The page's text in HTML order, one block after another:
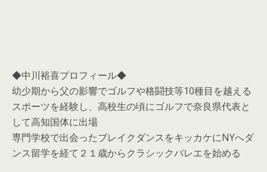
◆中川裕喜プロフィール◆
幼少期から父の影響でゴルフや格闘技等10種目を越える
スポーツを経験し、高校生の頃にゴルフで奈良県代表と
して高知国体に出場
専門学校で出会ったブレイクダンスをキッカケにNYへダ
ンス留学を経て２１歳からクラシックバレエを始める